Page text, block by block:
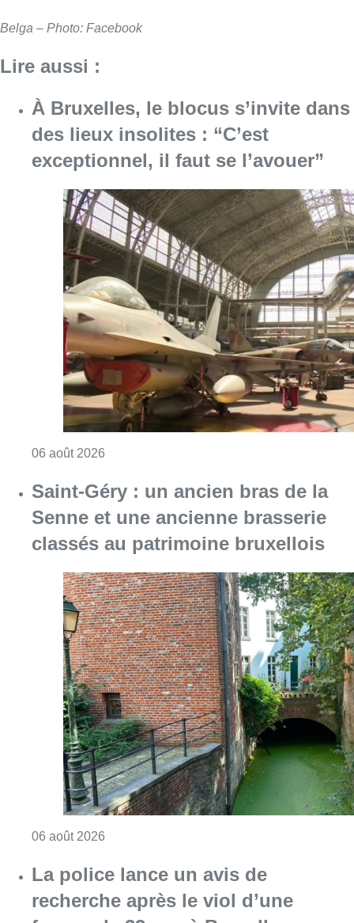
Belga – Photo: Facebook
Lire aussi :
À Bruxelles, le blocus s’invite dans
des lieux insolites : “C’est
exceptionnel, il faut se l’avouer”
06 août 2026
Saint-Géry : un ancien bras de la
Senne et une ancienne brasserie
classés au patrimoine bruxellois
06 août 2026
La police lance un avis de
recherche après le viol d’une